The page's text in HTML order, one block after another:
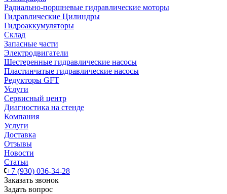
Радиально-поршневые гидравлические моторы
Гидравлические Цилиндры
Гидроаккумуляторы
Склад
Запасные части
Электродвигатели
Шестеренные гидравлические насосы
Пластинчатые гидравлические насосы
Редукторы GFT
Услуги
Сервисный центр
Диагностика на стенде
Компания
Услуги
Доставка
Отзывы
Новости
Статьи
+7 (930) 036-34-28
Заказать звонок
Задать вопрос